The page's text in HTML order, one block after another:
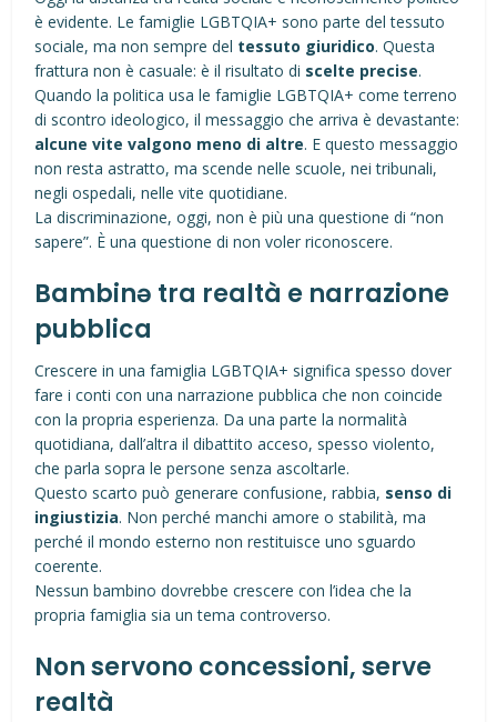
è evidente. Le famiglie LGBTQIA+ sono parte del tessuto
sociale, ma non sempre del tessuto giuridico. Questa
frattura non è casuale: è il risultato di scelte precise.
Quando la politica usa le famiglie LGBTQIA+ come terreno
di scontro ideologico, il messaggio che arriva è devastante:
alcune vite valgono meno di altre. E questo messaggio
non resta astratto, ma scende nelle scuole, nei tribunali,
negli ospedali, nelle vite quotidiane.
La discriminazione, oggi, non è più una questione di “non
sapere”. È una questione di non voler riconoscere.
Bambinə tra realtà e narrazione
pubblica
Crescere in una famiglia LGBTQIA+ significa spesso dover
fare i conti con una narrazione pubblica che non coincide
con la propria esperienza. Da una parte la normalità
quotidiana, dall’altra il dibattito acceso, spesso violento,
che parla sopra le persone senza ascoltarle.
Questo scarto può generare confusione, rabbia, senso di
ingiustizia. Non perché manchi amore o stabilità, ma
perché il mondo esterno non restituisce uno sguardo
coerente.
Nessun bambino dovrebbe crescere con l’idea che la
propria famiglia sia un tema controverso.
Non servono concessioni, serve
realtà